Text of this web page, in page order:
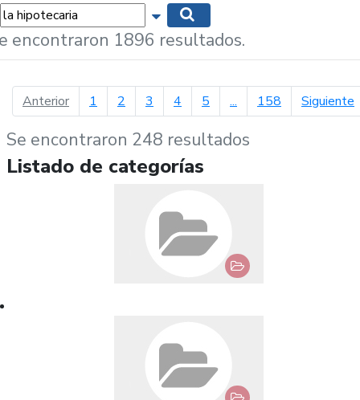
Mostrar opciones de búsqueda
encontraron 1896 resultados.
Anteriorpágina anterior
1 2 3 4 5 ... 158 Siguiente
Se encontraron 248 resultados
Listado de categorías